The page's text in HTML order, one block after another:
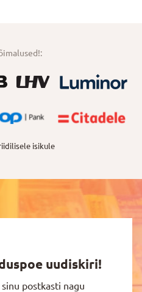
isikule
uudiskiri!
postkasti nagu